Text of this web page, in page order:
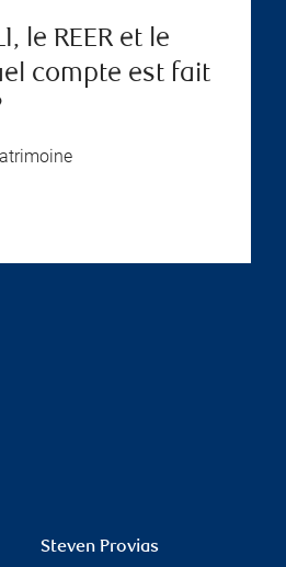
le REER et le
compte est fait
Steven Provias